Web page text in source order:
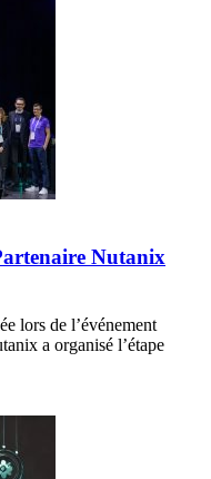
Nutanix
lors de l’événement
a organisé l’étape